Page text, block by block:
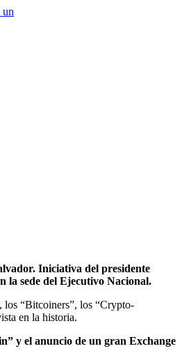
un
. Iniciativa del presidente
la sede del Ejecutivo Nacional.
los “Bitcoiners”, los “Crypto-
en la historia.
y el anuncio de un gran Exchange